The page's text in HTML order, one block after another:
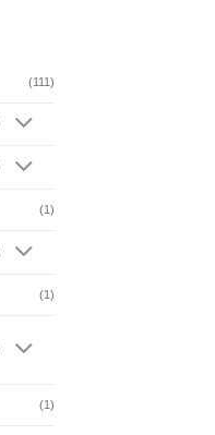
(111)
(1)
(1)
(1)